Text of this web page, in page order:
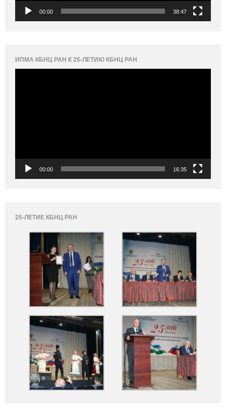
00:00 38:47
ИПМА КБНЦ РАН К 25-ЛЕТИЮ КБНЦ РАН
00:00 16:35
25-ЛЕТИЕ КБНЦ РАН